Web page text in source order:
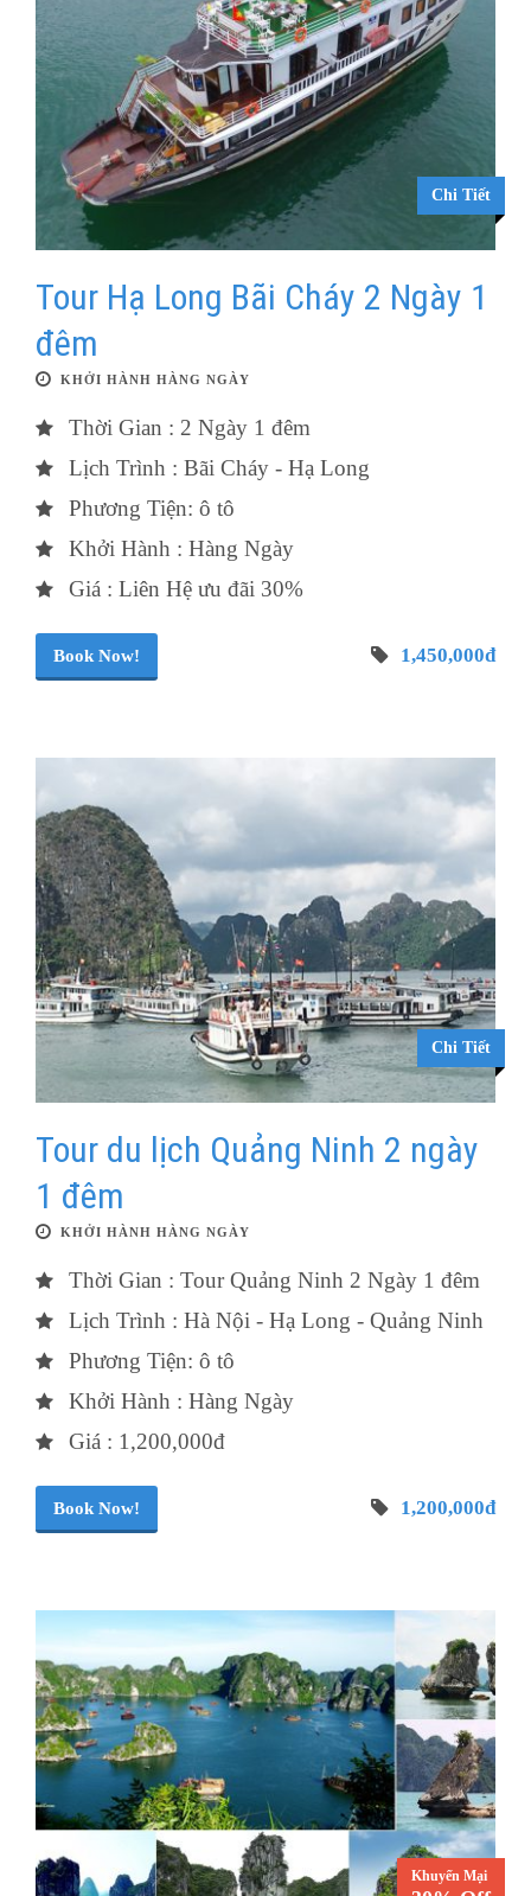
Chi Tiết
Tour Hạ Long Bãi Cháy 2 Ngày 1
đêm
KHỞI HÀNH HÀNG NGÀY
Thời Gian : 2 Ngày 1 đêm
Lịch Trình : Bãi Cháy - Hạ Long
Phương Tiện: ô tô
Khởi Hành : Hàng Ngày
Giá : Liên Hệ ưu đãi 30%
Book Now! 1,450,000đ
Chi Tiết
Tour du lịch Quảng Ninh 2 ngày
1 đêm
KHỞI HÀNH HÀNG NGÀY
Thời Gian : Tour Quảng Ninh 2 Ngày 1 đêm
Lịch Trình : Hà Nội - Hạ Long - Quảng Ninh
Phương Tiện: ô tô
Khởi Hành : Hàng Ngày
Giá : 1,200,000đ
Book Now! 1,200,000đ
Khuyến Mại